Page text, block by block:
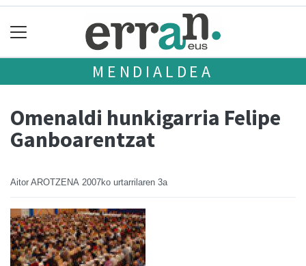
MENDIALDEA
Omenaldi hunkigarria Felipe
Ganboarentzat
Aitor AROTZENA 2007ko urtarrilaren 3a